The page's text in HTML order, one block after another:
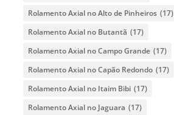
Rolamento Axial no Alto de Pinheiros (17)
Rolamento Axial no Butantã (17)
Rolamento Axial no Campo Grande (17)
Rolamento Axial no Capão Redondo (17)
Rolamento Axial no Itaim Bibi (17)
Rolamento Axial no Jaguara (17)